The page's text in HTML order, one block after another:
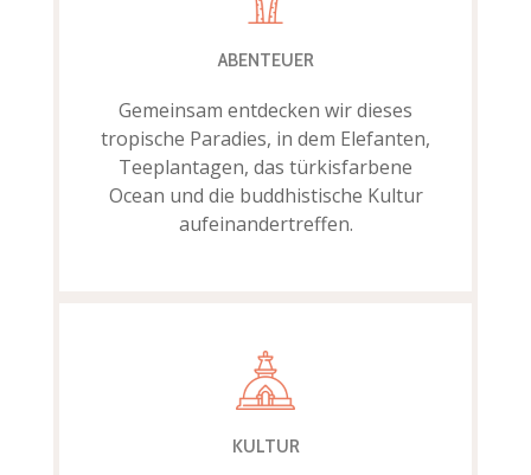
ABENTEUER
Gemeinsam entdecken wir dieses
tropische Paradies, in dem Elefanten,
Teeplantagen, das türkisfarbene
Ocean und die buddhistische Kultur
aufeinandertreffen.
KULTUR